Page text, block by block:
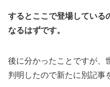
するとここで登場している
なるはずです。
後に分かったことですが、
判明したので新たに別記事